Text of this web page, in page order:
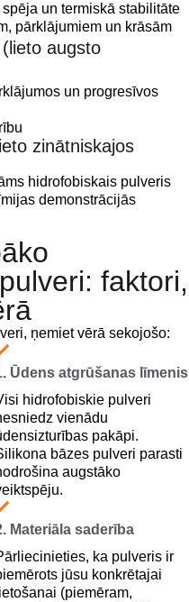
un termiskā stabilitāte
pārklājumiem un krāsām
augsto
un progresīvos
zinātniskajos
hidrofobiskais pulveris
demonstrācijās
faktori,
ņemiet vērā sekojošo:
Ūdens atgrūšanas līmenis
hidrofobiskie pulveri
vienādu
pakāpi.
bāzes pulveri parasti
augstāko
Materiāla saderība
ka pulveris ir
jūsu konkrētajai
lietošanai (piemēram,